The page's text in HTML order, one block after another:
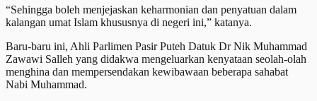
“Sehingga boleh menjejaskan keharmonian dan penyatuan dalam
kalangan umat Islam khususnya di negeri ini,” katanya.
Baru-baru ini, Ahli Parlimen Pasir Puteh Datuk Dr Nik Muhammad
Zawawi Salleh yang didakwa mengeluarkan kenyataan seolah-olah
menghina dan mempersendakan kewibawaan beberapa sahabat
Nabi Muhammad.